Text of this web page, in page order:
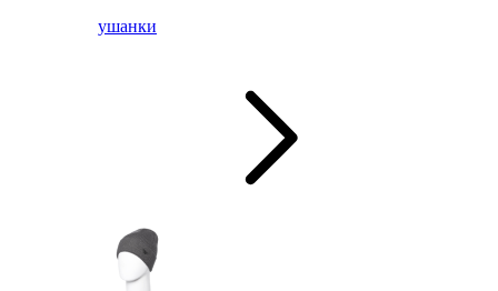
ушанки